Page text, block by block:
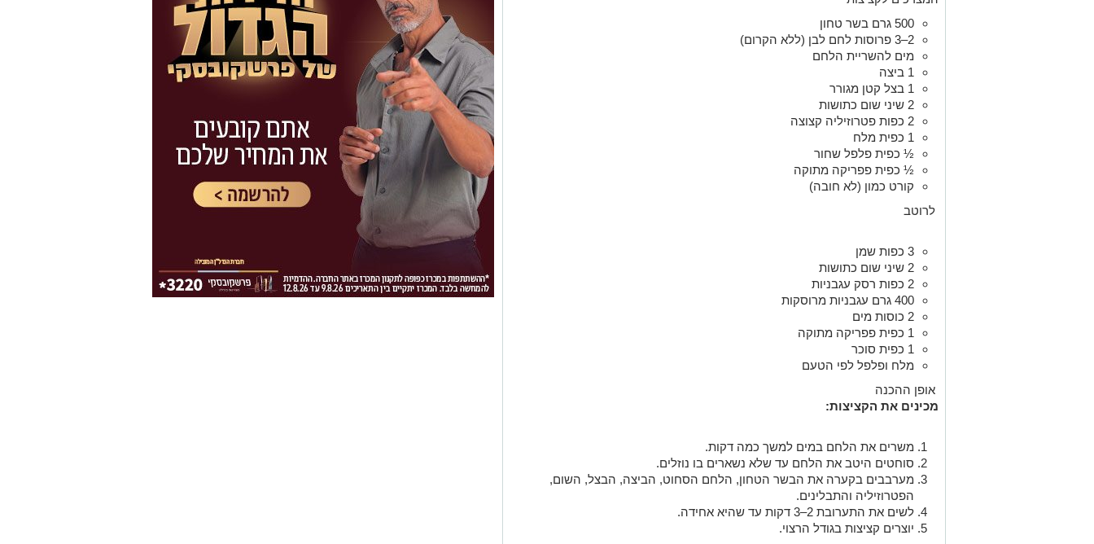
500 גרם בשר טחון
2–3 פרוסות לחם לבן (ללא הקרום)
מים להשריית הלחם
1 ביצה
1 בצל קטן מגורר
2 שיני שום כתושות
2 כפות פטרוזיליה קצוצה
1 כפית מלח
½ כפית פלפל שחור
½ כפית פפריקה מתוקה
קורט כמון (לא חובה)
לרוטב
3 כפות שמן
2 שיני שום כתושות
2 כפות רסק עגבניות
400 גרם עגבניות מרוסקות
2 כוסות מים
1 כפית פפריקה מתוקה
1 כפית סוכר
מלח ופלפל לפי הטעם
אופן ההכנה
מכינים את הקציצות:
משרים את הלחם במים למשך כמה דקות.
סוחטים היטב את הלחם עד שלא נשארים בו נוזלים.
מערבבים בקערה את הבשר הטחון, הלחם הסחוט, הביצה, הבצל, השום,
הפטרוזיליה והתבלינים.
לשים את התערובת 2–3 דקות עד שהיא אחידה.
יוצרים קציצות בגודל הרצוי.